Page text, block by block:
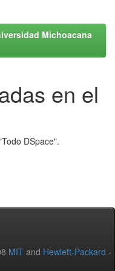
Michoacana
en el
DSpace".
MIT and Hewlett-Packard -